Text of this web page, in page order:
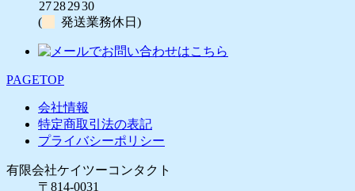
27282930
(
発送業務休日)
PAGETOP
会社情報
特定商取引法の表記
プライバシーポリシー
有限会社ケイツーコンタクト
〒814-0031